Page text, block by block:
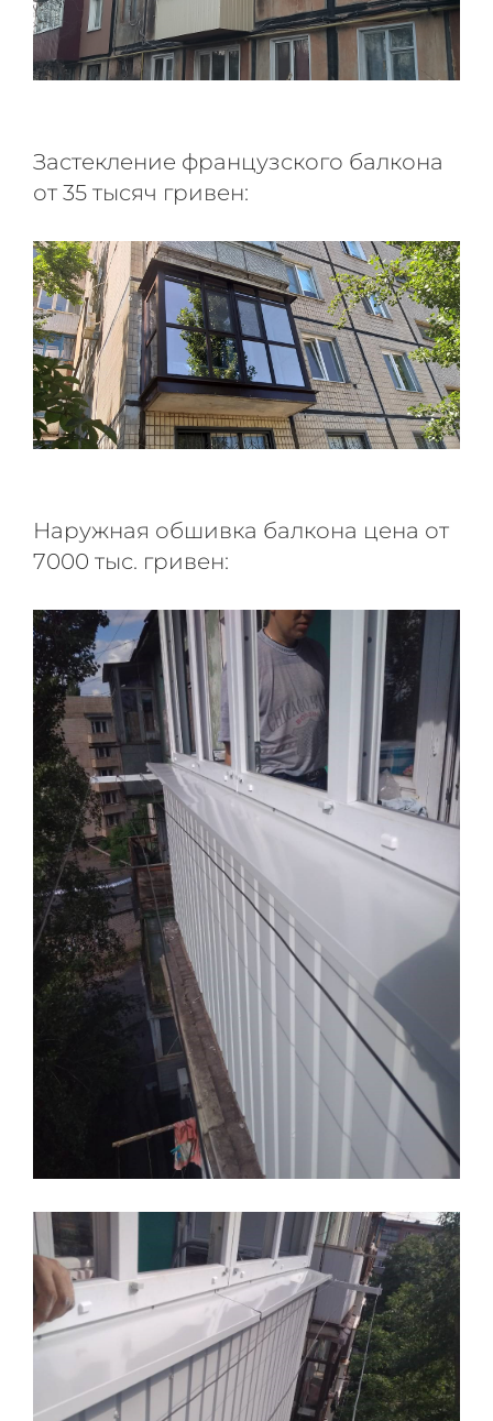
Застекление французского балкона
от 35 тысяч гривен:
Наружная обшивка балкона цена от
7000 тыс. гривен: